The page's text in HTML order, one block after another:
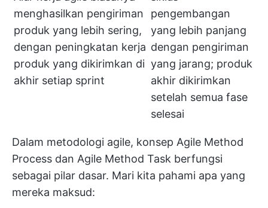
menghasilkan pengiriman
produk yang lebih sering,
dengan peningkatan kerja
produk yang dikirimkan di
akhir setiap sprint
pengembangan
yang lebih panjang
dengan pengiriman
yang jarang; produk
akhir dikirimkan
setelah semua fase
selesai
Dalam metodologi agile, konsep Agile Method
Process dan Agile Method Task berfungsi
sebagai pilar dasar. Mari kita pahami apa yang
mereka maksud: